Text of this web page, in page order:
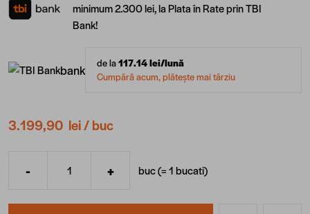
minimum 2.300 lei, la Plata în Rate prin TBI
Bank!
bank de la117.14lei/lună
Cumpără acum, plătește mai târziu
3.199,90 lei/ buc
Cantitate
- + buc (=1bucati)